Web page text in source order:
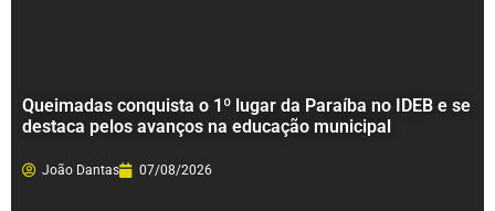
Queimadas conquista o 1º lugar da Paraíba no IDEB e se
destaca pelos avanços na educação municipal
João Dantas 07/08/2026